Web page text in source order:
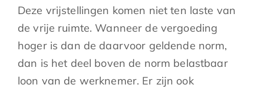
Deze vrijstellingen komen niet ten laste van
de vrije ruimte. Wanneer de vergoeding
hoger is dan de daarvoor geldende norm,
dan is het deel boven de norm belastbaar
loon van de werknemer. Er zijn ook